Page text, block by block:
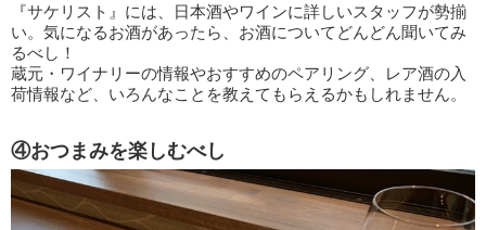
『サケリスト』には、日本酒やワインに詳しいスタッフが勢揃
い。気になるお酒があったら、お酒についてどんどん聞いてみ
るべし！
蔵元・ワイナリーの情報やおすすめのペアリング、レア酒の入
荷情報など、いろんなことを教えてもらえるかもしれません。
④おつまみを楽しむべし